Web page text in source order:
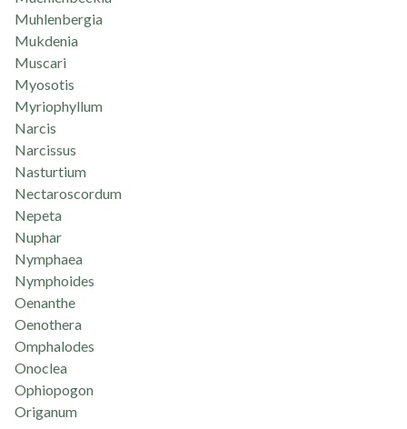
Muhlenbergia
Mukdenia
Muscari
Myosotis
Myriophyllum
Narcis
Narcissus
Nasturtium
Nectaroscordum
Nepeta
Nuphar
Nymphaea
Nymphoides
Oenanthe
Oenothera
Omphalodes
Onoclea
Ophiopogon
Origanum